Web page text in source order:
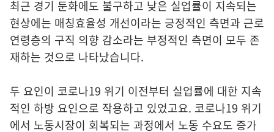
최근 경기 둔화에도 불구하고 낮은 실업률이 지속되는
현상에는 매칭효율성 개선이라는 긍정적인 측면과 근로
연령층의 구직 의향 감소라는 부정적인 측면이 모두 존
재하는 것으로 나타났습니다.
두 요인이 코로나19 위기 이전부터 실업률에 대한 지속
적인 하방 요인으로 작용하고 있었고요. 코로나19 위기
에서 노동시장이 회복되는 과정에서 노동 수요도 증가